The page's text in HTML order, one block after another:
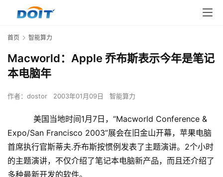
首页 智能算力
Macworld：Apple 乔布斯表示今年是笔记
本电脑年
作者： dostor 2003年01月09日 智能算力
美国当地时间1月7日，“Macworld Conference &
Expo/San Francisco 2003”展会在旧金山开幕，苹果电脑
首席执行官斯蒂夫.乔布斯按惯例发表了主题演讲。2个小时
的主题演讲，不仅介绍了笔记本电脑新产品，而且还介绍了
多种最新开发的软件。